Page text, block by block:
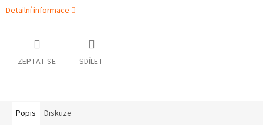
Detailní informace
ZEPTAT SE SDÍLET
Popis Diskuze